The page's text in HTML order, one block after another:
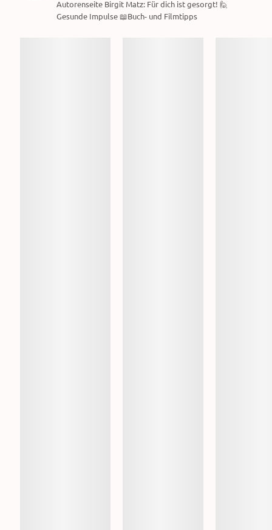
Autorenseite Birgit Matz: Für dich ist gesorgt! 🙋
Gesunde Impulse 📖Buch- und Filmtipps